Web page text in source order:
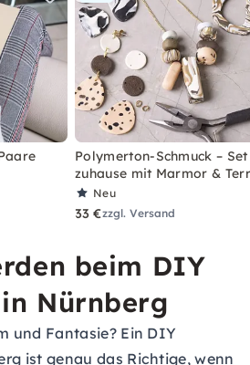
Polymerton-Schmuck –
zuhause mit Marmor &
Neu
33 €zzgl. Versand
beim DIY
Nürnberg
und Fantasie? Ein DIY
ist genau das Richtige, wenn